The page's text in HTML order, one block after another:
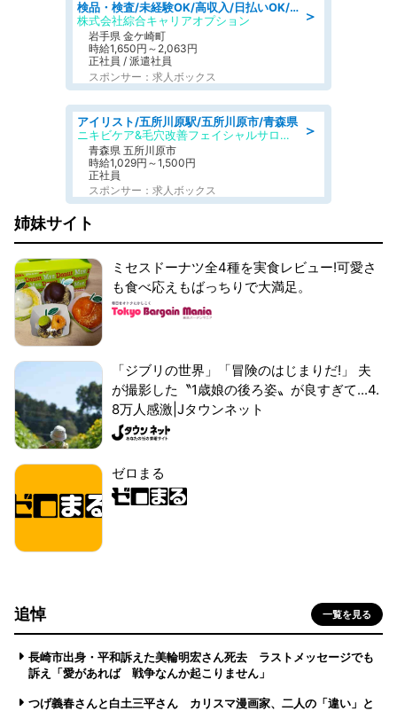
＞
検品・検査/未経験OK/高収入/日払いOK/交替制/20・30・40代活躍中
株式会社綜合キャリアオプション
岩手県 金ケ崎町
時給1,650円～2,063円
正社員 / 派遣社員
スポンサー：求人ボックス
＞
アイリスト/五所川原駅/五所川原市/青森県
ニキビケア&毛穴改善フェイシャルサロン BELDAD
青森県 五所川原市
時給1,029円～1,500円
正社員
スポンサー：求人ボックス
姉妹サイト
ミセスドーナツ全4種を実食レビュー!可愛さ
も食べ応えもばっちりで大満足。
「ジブリの世界」「冒険のはじまりだ!」 夫
が撮影した〝1歳娘の後ろ姿〟が良すぎて...4.
8万人感激|Jタウンネット
ゼロまる
追悼 一覧を見る
長崎市出身・平和訴えた美輪明宏さん死去 ラストメッセージでも
訴え「愛があれば 戦争なんか起こりません」
つげ義春さんと白土三平さん カリスマ漫画家、二人の「違い」と